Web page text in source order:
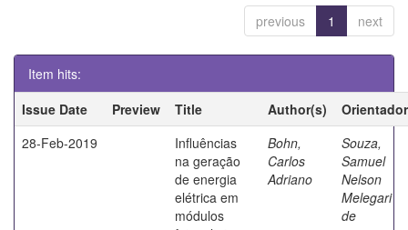
previous 1 next
Item hits:
Issue Date
Preview Title Author(s)
Orientador
28-Feb-2019
Influências
na geração
de energia
elétrica em
módulos
Bohn,
Carlos
Adriano
Souza,
Samuel
Nelson
Melegari
de